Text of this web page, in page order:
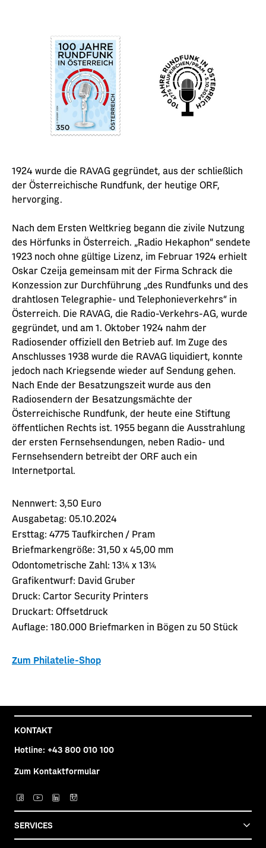
1924 wurde die RAVAG gegründet, aus der schließlich
der Österreichische Rundfunk, der heutige ORF,
hervorging.
Nach dem Ersten Weltkrieg begann die zivile Nutzung
des Hörfunks in Österreich. „Radio Hekaphon“ sendete
1923 noch ohne gültige Lizenz, im Februar 1924 erhielt
Oskar Czeija gemeinsam mit der Firma Schrack die
Konzession zur Durchführung „des Rundfunks und des
drahtlosen Telegraphie- und Telephonieverkehrs“ in
Österreich. Die RAVAG, die Radio-Verkehrs-AG, wurde
gegründet, und am 1. Oktober 1924 nahm der
Radiosender offiziell den Betrieb auf. Im Zuge des
Anschlusses 1938 wurde die RAVAG liquidiert, konnte
jedoch nach Kriegsende wieder auf Sendung gehen.
Nach Ende der Besatzungszeit wurde aus den
Radiosendern der Besatzungsmächte der
Österreichische Rundfunk, der heute eine Stiftung
öffentlichen Rechts ist. 1955 begann die Ausstrahlung
der ersten Fernsehsendungen, neben Radio- und
Fernsehsendern betreibt der ORF auch ein
Internetportal.
Nennwert: 3,50 Euro
Ausgabetag: 05.10.2024
Ersttag: 4775 Taufkirchen / Pram
Briefmarkengröße: 31,50 x 45,00 mm
Odontometrische Zahl: 13¼ x 13¼
Grafikentwurf: David Gruber
Druck: Cartor Security Printers
Druckart: Offsetdruck
Auflage: 180.000 Briefmarken in Bögen zu 50 Stück
Zum Philatelie-Shop
KONTAKT
Hotline: +43 800 010 100
Zum Kontaktformular
Post auf facebook
Post auf YouTube
Post auf LinkedIn
SERVICES